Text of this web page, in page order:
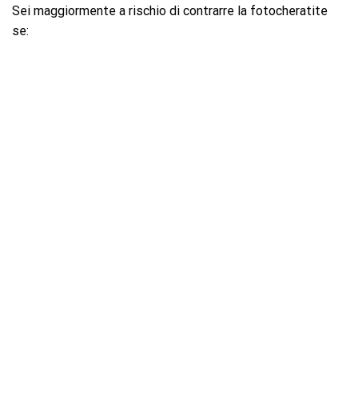
Sei maggiormente a rischio di contrarre la fotocheratite
se: